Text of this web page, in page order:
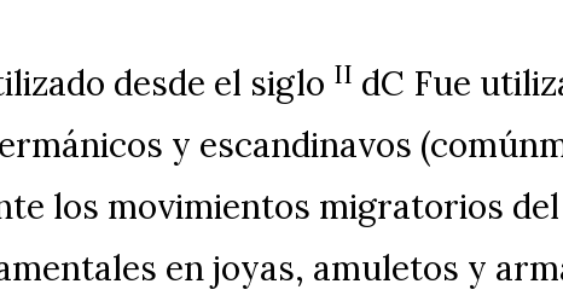
desde el siglo II dC Fue
y escandinavos
los movimientos migratorios
en joyas, amuletos y